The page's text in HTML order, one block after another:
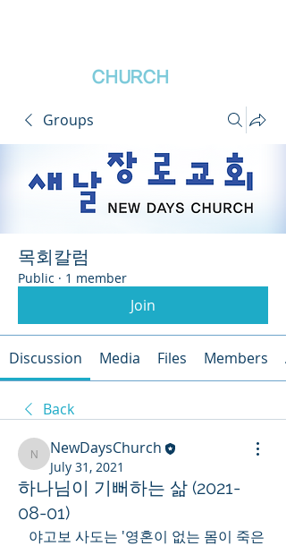
CHURCH
Groups
목회칼럼
Public · 1 member
Join
Discussion Media Files Members
Back
NewDaysChurch
NewDaysChurch
July 31, 2021
하나님이 기뻐하는 삶 (2021-
08-01)